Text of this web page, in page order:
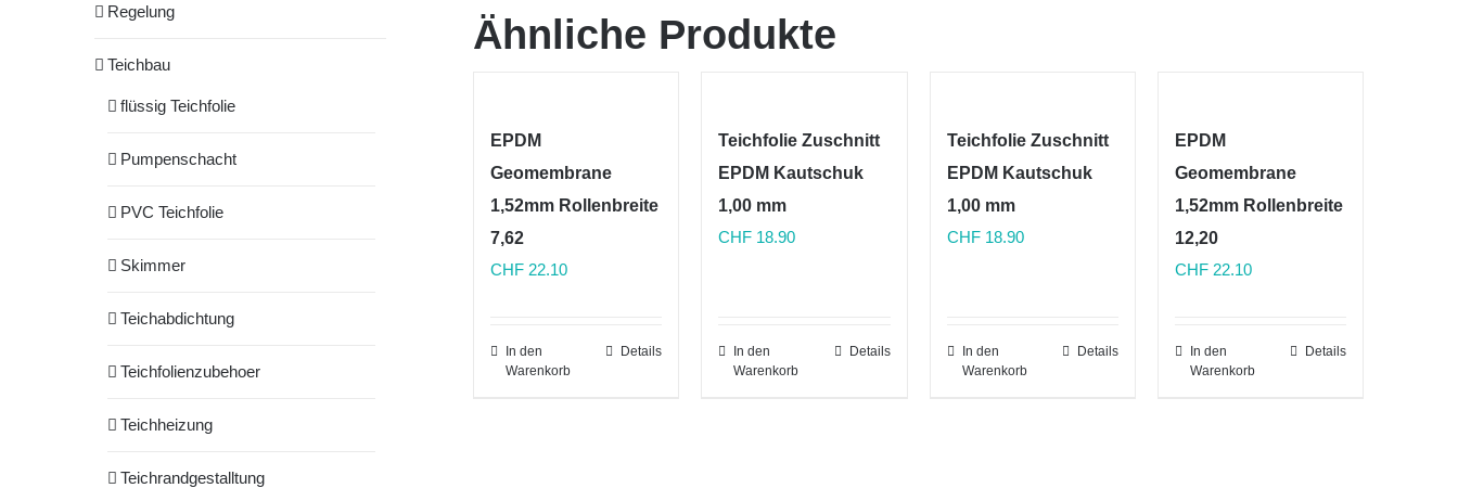
Ähnliche Produkte
EPDM
Geomembrane
1,52mm Rollenbreite
7,62
CHF 22.10
In den
Warenkorb
Details
Teichfolie Zuschnitt
EPDM Kautschuk
1,00 mm
CHF 18.90
In den
Warenkorb
Details
Teichfolie Zuschnitt
EPDM Kautschuk
1,00 mm
CHF18.90
In den
Warenkorb
Details
EPDM
Geomembrane
1,52mm Rollenbreite
12,20
CHF22.10
In den
Warenkorb
Details
Regelung
Teichbau
flüssig Teichfolie
Pumpenschacht
PVC Teichfolie
Skimmer
Teichabdichtung
Teichfolienzubehoer
Teichheizung
Teichrandgestalltung